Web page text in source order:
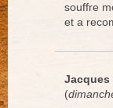
souffre
et a
Jacques
(